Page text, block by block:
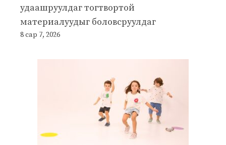
удаашруулдаг тогтвортой
материалуудыг боловсруулдаг
8 сар 7, 2026